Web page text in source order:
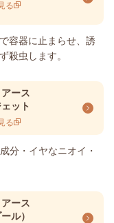
る
容器に止まらせ、誘
殺虫します。
ース
ット
る
分・イヤなニオイ・
ース
ル）